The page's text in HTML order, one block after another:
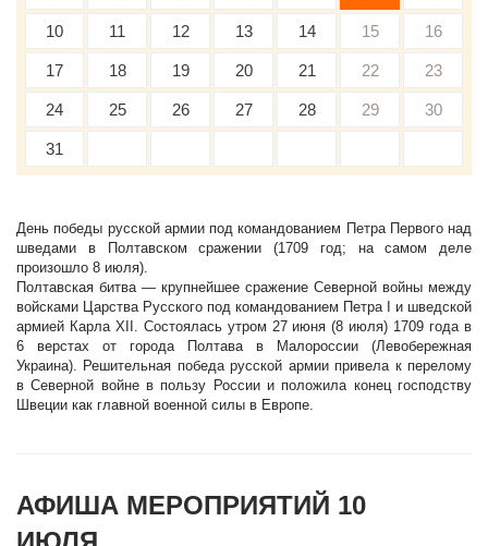
10 11 12 13 14 15 16
17 18 19 20 21 22 23
24 25 26 27 28 29 30
31
День победы русской армии под командованием Петра Первого над
шведами в Полтавском сражении (1709 год; на самом деле
произошло 8 июля).
Полтавская битва — крупнейшее сражение Северной войны между
войсками Царства Русского под командованием Петра I и шведской
армией Карла XII. Состоялась утром 27 июня (8 июля) 1709 года в
6 верстах от города Полтава в Малороссии (Левобережная
Украина). Решительная победа русской армии привела к перелому
в Северной войне в пользу России и положила конец господству
Швеции как главной военной силы в Европе.
АФИША МЕРОПРИЯТИЙ 10